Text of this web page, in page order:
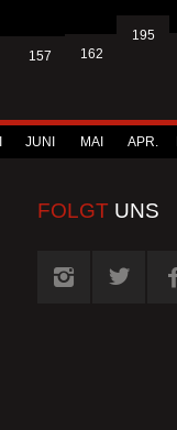
157
JUNI
162
MAI
195
APR.
FOLGT UNS